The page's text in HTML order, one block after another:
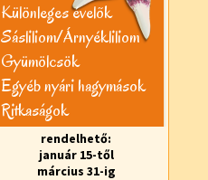
Különleges évelõk
Sásliliom/Árnyékliliom
Gyümölcsök
Egyéb nyári hagymások
Ritkaságok
rendelhető:
január 15-től
március 31-ig